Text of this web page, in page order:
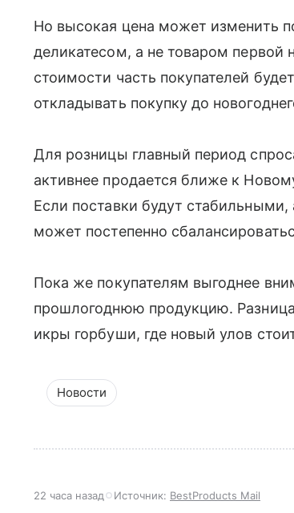
Но высокая цена может изменить
деликатесом, а не товаром
стоимости часть покупателей
откладывать покупку до
Для розницы главный период
активнее продается ближе к
Если поставки будут
может постепенно
Пока же покупателям выгоднее
прошлогоднюю продукцию.
икры горбуши, где новый улов
Новости
22 часа назад Источник: BestProducts Mail